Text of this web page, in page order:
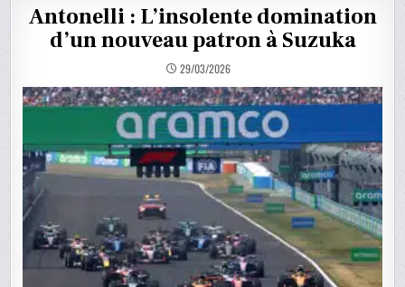
Antonelli : L’insolente domination
d’un nouveau patron à Suzuka
29/03/2026